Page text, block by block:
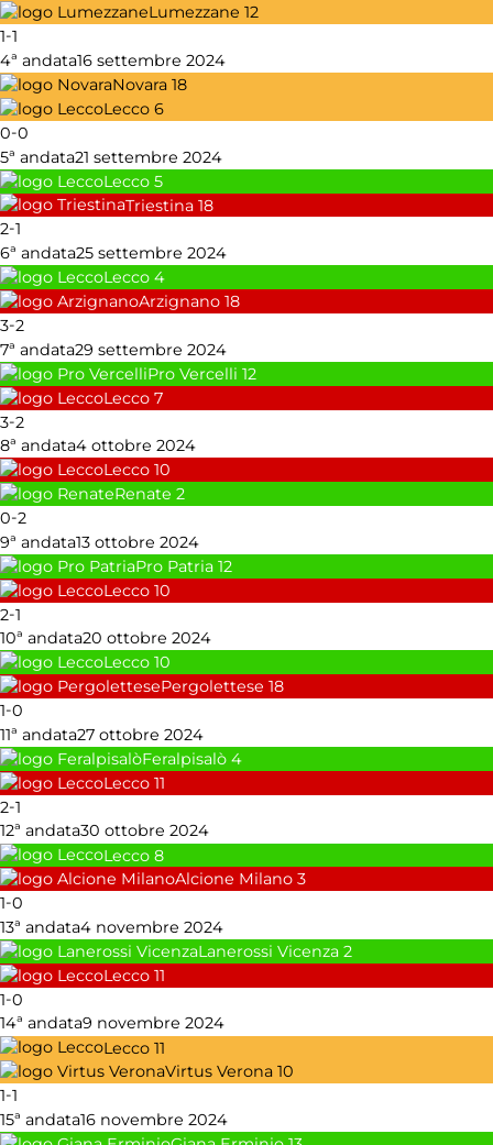
Lumezzane 12
1-1
4ª andata16 settembre 2024
Novara 18
Lecco 6
0-0
5ª andata21 settembre 2024
Lecco 5
Triestina 18
2-1
6ª andata25 settembre 2024
Lecco 4
Arzignano 18
3-2
7ª andata29 settembre 2024
Pro Vercelli 12
Lecco 7
3-2
8ª andata4 ottobre 2024
Lecco 10
Renate 2
0-2
9ª andata13 ottobre 2024
Pro Patria 12
Lecco 10
2-1
10ª andata20 ottobre 2024
Lecco 10
Pergolettese 18
1-0
11ª andata27 ottobre 2024
Feralpisalò 4
Lecco 11
2-1
12ª andata30 ottobre 2024
Lecco 8
Alcione Milano 3
1-0
13ª andata4 novembre 2024
Lanerossi Vicenza 2
Lecco 11
1-0
14ª andata9 novembre 2024
Lecco 11
Virtus Verona 10
1-1
15ª andata16 novembre 2024